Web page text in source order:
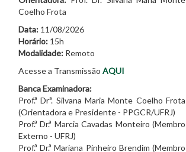
Coelho Frota
Data: 11/08/2026
Horário: 15h
Modalidade: Remoto
Acesse a Transmissão AQUI
Banca Examinadora:
Prof.ª Drª. Silvana Maria Monte Coelho Frota
(Orientadora e Presidente - PPGCR/UFRJ)
Prof.ª Dr.ª Marcia Cavadas Monteiro (Membro
Externo - UFRJ)
Prof.ª Dr.ª Mariana Pinheiro Brendim (Membro